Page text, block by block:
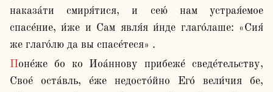
наказа́ти смиря́тися, и сею́ нам устрая́емое
спасе́ние, и́же и Сам явля́я и́нде глаго́лаше: «Сия́
же глаго́лю да вы спасе́теся» .
Поне́же бо ко Иоа́ннову прибеже́ сведе́тельству,
Свое́ оста́вль, е́же недосто́йно Его́ вели́чия бе,